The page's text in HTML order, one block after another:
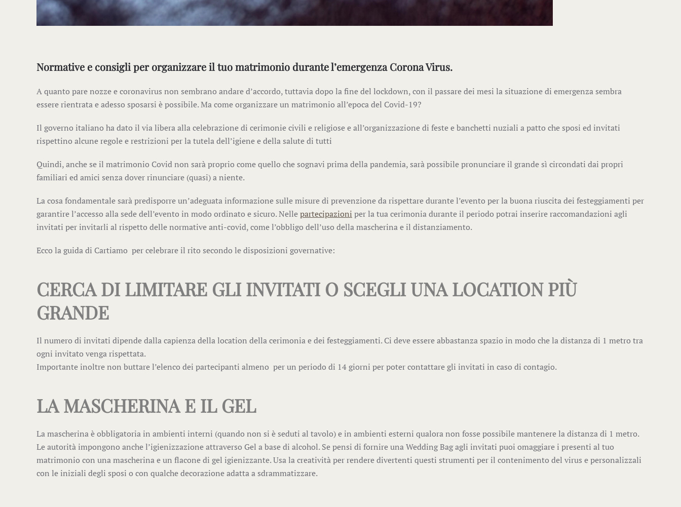
Normative e consigli per organizzare il tuo matrimonio durante l’emergenza Corona Virus.
A quanto pare nozze e coronavirus non sembrano andare d’accordo, tuttavia dopo la fine del lockdown, con il passare dei mesi la situazione di emergenza sembra
essere rientrata e adesso sposarsi è possibile. Ma come organizzare un matrimonio all’epoca del Covid-19?
Il governo italiano ha dato il via libera alla celebrazione di cerimonie civili e religiose e all’organizzazione di feste e banchetti nuziali a patto che sposi ed invitati
rispettino alcune regole e restrizioni per la tutela dell’igiene e della salute di tutti
Quindi, anche se il matrimonio Covid non sarà proprio come quello che sognavi prima della pandemia, sarà possibile pronunciare il grande sì circondati dai propri
familiari ed amici senza dover rinunciare (quasi) a niente.
La cosa fondamentale sarà predisporre un’adeguata informazione sulle misure di prevenzione da rispettare durante l’evento per la buona riuscita dei festeggiamenti per
garantire l’accesso alla sede dell’evento in modo ordinato e sicuro. Nellepartecipazioni per la tua cerimonia durante il periodo potrai inserire raccomandazioni agli
invitati per invitarli al rispetto delle normative anti-covid, come l’obbligo dell’uso della mascherina e il distanziamento.
Ecco la guida di Cartiamo per celebrare il rito secondo le disposizioni governative:
CERCA DI LIMITARE GLI INVITATI O SCEGLI UNA LOCATION PIÙ
GRANDE
Il numero di invitati dipende dalla capienza della location della cerimonia e dei festeggiamenti. Ci deve essere abbastanza spazio in modo che la distanza di 1 metro tra
ogni invitato venga rispettata.
Importante inoltre non buttare l’elenco dei partecipanti almeno per un periodo di 14 giorni per poter contattare gli invitati in caso di contagio.
LA MASCHERINA E IL GEL
La mascherina è obbligatoria in ambienti interni (quando non si è seduti al tavolo) e in ambienti esterni qualora non fosse possibile mantenere la distanza di 1 metro.
Le autorità impongono anche l’igienizzazione attraverso Gel a base di alcohol. Se pensi di fornire una Wedding Bag agli invitati puoi omaggiare i presenti al tuo
matrimonio con una mascherina e un flacone di gel igienizzante. Usa la creatività per rendere divertenti questi strumenti per il contenimento del virus e personalizzali
con le iniziali degli sposi o con qualche decorazione adatta a sdrammatizzare.